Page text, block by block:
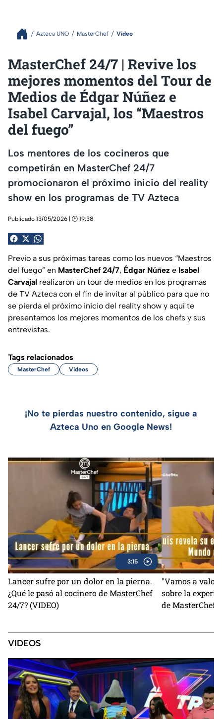
Azteca UNO MasterChef Video
MasterChef 24/7 | Revive los
mejores momentos del Tour de
Medios de Édgar Núñez e
Isabel Carvajal, los “Maestros
del fuego”
Los mentores de los cocineros que
competirán en MasterChef 24/7
promocionaron el próximo inicio del reality
show en los programas de TV Azteca
Publicado 13/05/2026 | 🕑 19:38
Previo a sus próximas tareas como los nuevos “Maestros
del fuego” en MasterChef 24/7, Édgar Núñez e Isabel
Carvajal realizaron un tour de medios en los programas
de TV Azteca con el fin de invitar al público para que no
se pierda el próximo inicio del reality show y aquí te
presentamos los mejores momentos de los chefs y sus
entrevistas.
Tags relacionados
MasterChef Videos
¡No te pierdas nuestro contenido, sigue a
Azteca Uno en Google News!
3:15
Lancer sufre por un dolor en la pierna.
¿Qué le pasó al cocinero de MasterChef
24/7? (VIDEO)
"Vamos a
sobre la
de MasterChef
VIDEOS